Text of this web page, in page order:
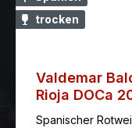
trocken
Valdemar
Rioja DOCa
Spanischer